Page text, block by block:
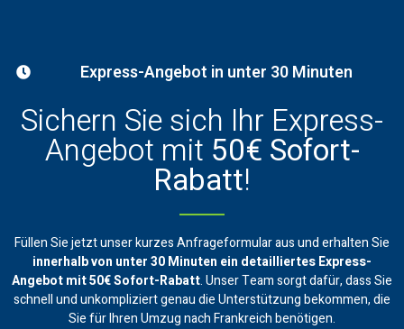
Express-Angebot in unter 30 Minuten
Sichern Sie sich Ihr Express-
Angebot mit 50€ Sofort-
Rabatt!
Füllen Sie jetzt unser kurzes Anfrageformular aus und erhalten Sie
innerhalb von unter 30 Minuten ein detailliertes Express-
Angebot mit 50€ Sofort-Rabatt. Unser Team sorgt dafür, dass Sie
schnell und unkompliziert genau die Unterstützung bekommen, die
Sie für Ihren Umzug nach Frankreich benötigen.